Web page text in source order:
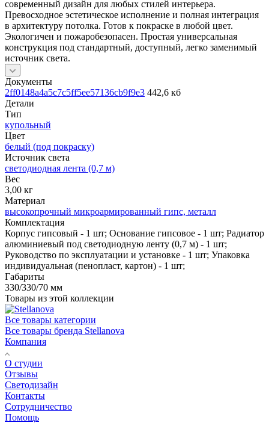
современный дизайн для любых стилей интерьера.
Превосходное эстетическое исполнение и полная интеграция
в архитектуру потолка. Готов к покраске в любой цвет.
Экологичен и пожаробезопасен. Простая универсальная
конструкция под стандартный, доступный, легко заменимый
источник света.
Документы
2ff0148a4a5c7c5ff5ee57136cb9f9e3 442,6 кб
Детали
Тип
купольный
Цвет
белый (под покраску)
Источник cвета
светодиодная лента (0,7 м)
Вес
3,00 кг
Материал
высокопрочный микроармированный гипс, металл
Комплектация
Корпус гипсовый - 1 шт; Основание гипсовое - 1 шт; Радиатор
алюминиевый под светодиодную ленту (0,7 м) - 1 шт;
Руководство по эксплуатации и установке - 1 шт; Упаковка
индивидуальная (пенопласт, картон) - 1 шт;
Габариты
330/330/70 мм
Товары из этой коллекции
Все товары категории
Все товары бренда Stellanova
Компания
О студии
Отзывы
Светодизайн
Контакты
Сотрудничество
Помощь